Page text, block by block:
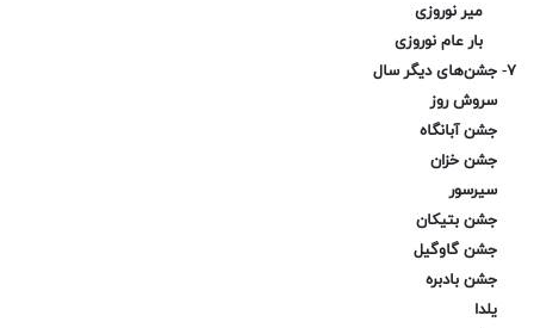
میر نوروزی
بار عام نوروزی
۷- جشن‌های دیگر سال
سروش روز
جشن آبانگاه
جشن خزان
سیرسور
جشن بتیکان
جشن گاوگیل
جشن بادبره
یلدا